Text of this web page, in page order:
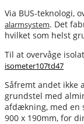
Via BUS-teknologi,
alarmsystem. Det
hvilket som helst
Til at overvåge
isometer107td47
Såfremt andet ikke
grundstel med
afdækning, med en
900 x 190mm, for